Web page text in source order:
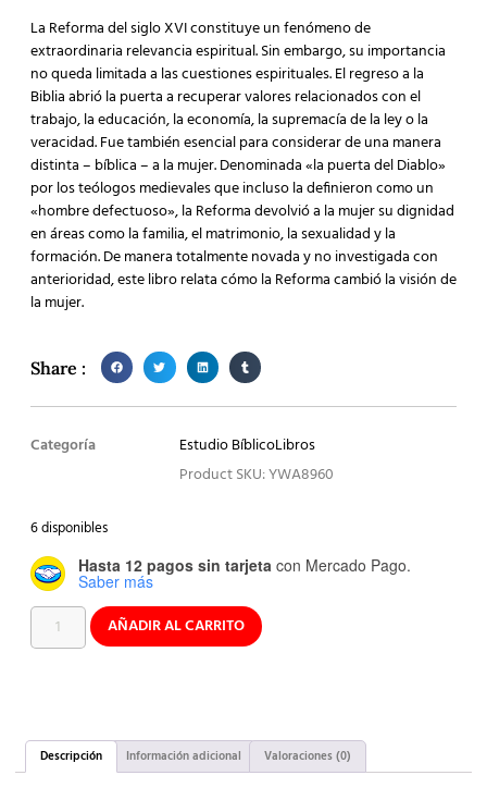
La Reforma del siglo XVI constituye un fenómeno de
extraordinaria relevancia espiritual. Sin embargo, su importancia
no queda limitada a las cuestiones espirituales. El regreso a la
Biblia abrió la puerta a recuperar valores relacionados con el
trabajo, la educación, la economía, la supremacía de la ley o la
veracidad. Fue también esencial para considerar de una manera
distinta – bíblica – a la mujer. Denominada «la puerta del Diablo»
por los teólogos medievales que incluso la definieron como un
«hombre defectuoso», la Reforma devolvió a la mujer su dignidad
en áreas como la familia, el matrimonio, la sexualidad y la
formación. De manera totalmente novada y no investigada con
anterioridad, este libro relata cómo la Reforma cambió la visión de
la mujer.
Share :
Categoría Estudio BíblicoLibros
Product SKU: YWA8960
6 disponibles
Hasta 12 pagos sin tarjeta con Mercado Pago.
Saber más
AÑADIR AL CARRITO
Descripción Información adicional Valoraciones (0)